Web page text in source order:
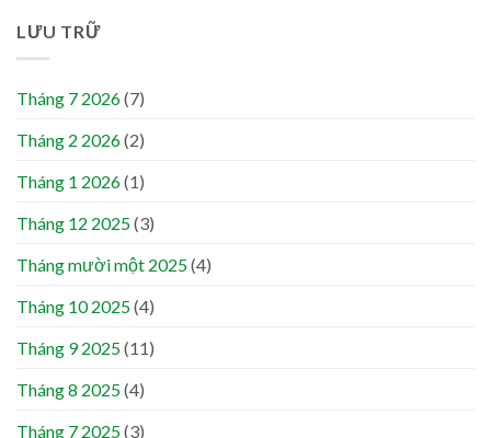
LƯU TRỮ
Tháng 7 2026(7)
Tháng 2 2026(2)
Tháng 1 2026(1)
Tháng 12 2025(3)
Tháng mười một 2025(4)
Tháng 10 2025(4)
Tháng 9 2025(11)
Tháng 8 2025(4)
Tháng 7 2025(3)